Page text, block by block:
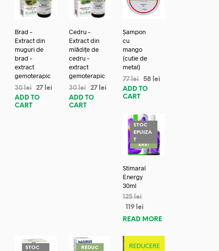
Brad –
Extract din
muguri de
brad –
extract
gemoterapic
30lei 27 lei
ADD TO
CART
Cedru –
Extract din
mlădițe de
cedru –
extract
gemoterapic
30lei 27 lei
ADD TO
CART
Șampon
cu
mango
(cutie de
metal)
77lei 58 lei
ADD TO
CART
STOC
EPUIZA
TREDUC
ERE!
Stimaral
Energy
30ml
125lei
119 lei
READ MORE
STOC
REDUC
REDUCERE
REDUC